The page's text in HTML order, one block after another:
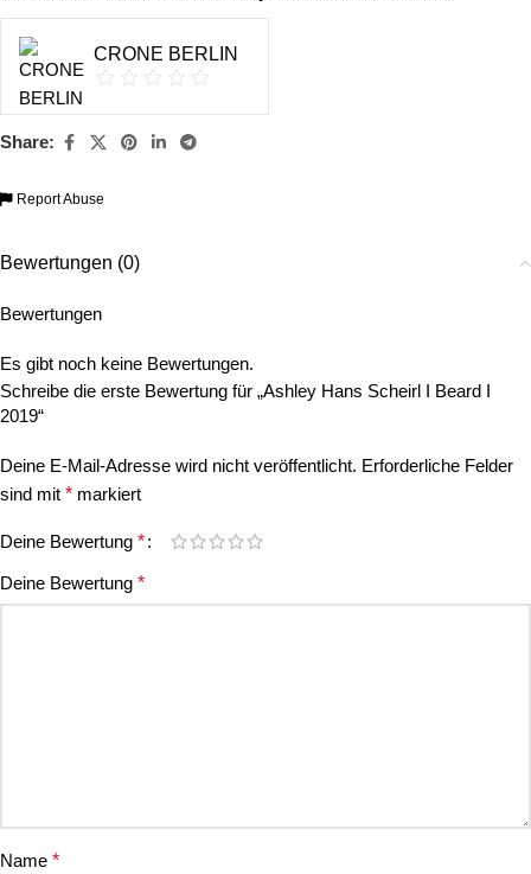
CRONE BERLIN
Share:
Report Abuse
Bewertungen (0)
Bewertungen
Es gibt noch keine Bewertungen.
Schreibe die erste Bewertung für „Ashley Hans Scheirl I Beard I
2019“
Deine E-Mail-Adresse wird nicht veröffentlicht. Erforderliche Felder
sind mit * markiert
Deine Bewertung *
Deine Bewertung *
Name *